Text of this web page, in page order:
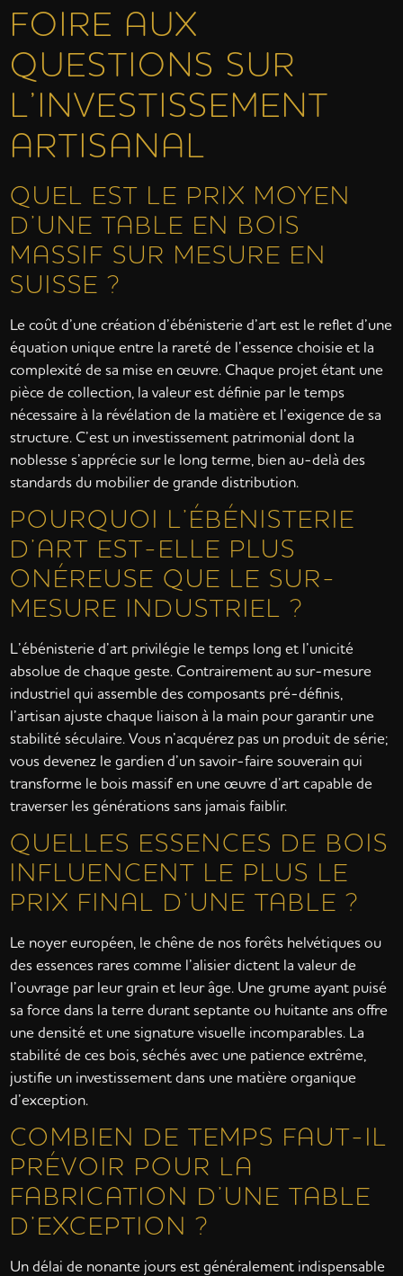
FOIRE AUX
QUESTIONS SUR
L’INVESTISSEMENT
ARTISANAL
QUEL EST LE PRIX MOYEN
D’UNE TABLE EN BOIS
MASSIF SUR MESURE EN
SUISSE ?
Le coût d’une création d’ébénisterie d’art est le reflet d’une
équation unique entre la rareté de l’essence choisie et la
complexité de sa mise en œuvre. Chaque projet étant une
pièce de collection, la valeur est définie par le temps
nécessaire à la révélation de la matière et l’exigence de sa
structure. C’est un investissement patrimonial dont la
noblesse s’apprécie sur le long terme, bien au-delà des
standards du mobilier de grande distribution.
POURQUOI L’ÉBÉNISTERIE
D’ART EST-ELLE PLUS
ONÉREUSE QUE LE SUR-
MESURE INDUSTRIEL ?
L’ébénisterie d’art privilégie le temps long et l’unicité
absolue de chaque geste. Contrairement au sur-mesure
industriel qui assemble des composants pré-définis,
l’artisan ajuste chaque liaison à la main pour garantir une
stabilité séculaire. Vous n’acquérez pas un produit de série;
vous devenez le gardien d’un savoir-faire souverain qui
transforme le bois massif en une œuvre d’art capable de
traverser les générations sans jamais faiblir.
QUELLES ESSENCES DE BOIS
INFLUENCENT LE PLUS LE
PRIX FINAL D’UNE TABLE ?
Le noyer européen, le chêne de nos forêts helvétiques ou
des essences rares comme l’alisier dictent la valeur de
l’ouvrage par leur grain et leur âge. Une grume ayant puisé
sa force dans la terre durant septante ou huitante ans offre
une densité et une signature visuelle incomparables. La
stabilité de ces bois, séchés avec une patience extrême,
justifie un investissement dans une matière organique
d’exception.
COMBIEN DE TEMPS FAUT-IL
PRÉVOIR POUR LA
FABRICATION D’UNE TABLE
D’EXCEPTION ?
Un délai de nonante jours est généralement indispensable